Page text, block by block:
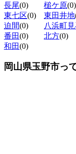
長尾(0) 槌ケ原(0)
東七区(0) 東田井地
迫間(0) 八浜町
番田(0) 北方(0)
和田(0)
岡山県玉野市っ